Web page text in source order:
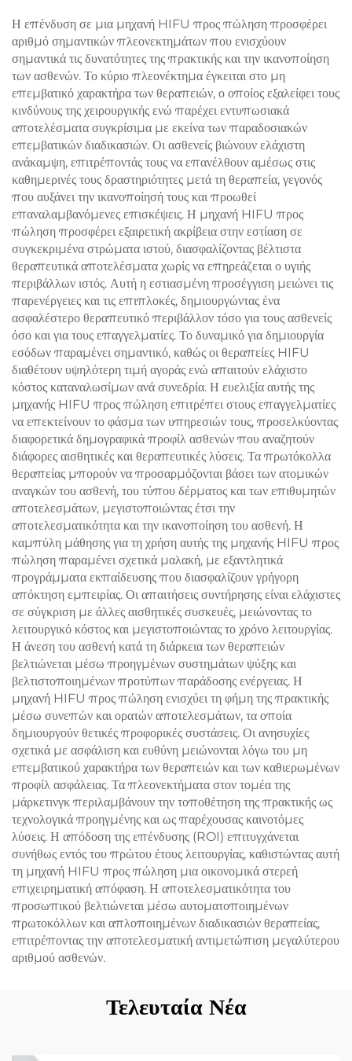
προστασία του επιδερμίδα
και συνεχή, μη επαφόμενη
χρήση σε κλινικές
Η επένδυση σε μια μηχανή HIFU προς πώληση προσφέρει
αριθμό σημαντικών πλεονεκτημάτων που ενισχύουν
σημαντικά τις δυνατότητες της πρακτικής και την ικανοποίηση
των ασθενών. Το κύριο πλεονέκτημα έγκειται στο μη
επεμβατικό χαρακτήρα των θεραπειών, ο οποίος εξαλείφει τους
κινδύνους της χειρουργικής ενώ παρέχει εντυπωσιακά
αποτελέσματα συγκρίσιμα με εκείνα των παραδοσιακών
επεμβατικών διαδικασιών. Οι ασθενείς βιώνουν ελάχιστη
ανάκαμψη, επιτρέποντάς τους να επανέλθουν αμέσως στις
καθημερινές τους δραστηριότητες μετά τη θεραπεία, γεγονός
που αυξάνει την ικανοποίησή τους και προωθεί
επαναλαμβανόμενες επισκέψεις. Η μηχανή HIFU προς
πώληση προσφέρει εξαιρετική ακρίβεια στην εστίαση σε
συγκεκριμένα στρώματα ιστού, διασφαλίζοντας βέλτιστα
θεραπευτικά αποτελέσματα χωρίς να επηρεάζεται ο υγιής
περιβάλλων ιστός. Αυτή η εστιασμένη προσέγγιση μειώνει τις
παρενέργειες και τις επιπλοκές, δημιουργώντας ένα
ασφαλέστερο θεραπευτικό περιβάλλον τόσο για τους ασθενείς
όσο και για τους επαγγελματίες. Το δυναμικό για δημιουργία
εσόδων παραμένει σημαντικό, καθώς οι θεραπείες HIFU
διαθέτουν υψηλότερη τιμή αγοράς ενώ απαιτούν ελάχιστο
κόστος καταναλωσίμων ανά συνεδρία. Η ευελιξία αυτής της
μηχανής HIFU προς πώληση επιτρέπει στους επαγγελματίες
να επεκτείνουν το φάσμα των υπηρεσιών τους, προσελκύοντας
διαφορετικά δημογραφικά προφίλ ασθενών που αναζητούν
διάφορες αισθητικές και θεραπευτικές λύσεις. Τα πρωτόκολλα
θεραπείας μπορούν να προσαρμόζονται βάσει των ατομικών
αναγκών του ασθενή, του τύπου δέρματος και των επιθυμητών
αποτελεσμάτων, μεγιστοποιώντας έτσι την
αποτελεσματικότητα και την ικανοποίηση του ασθενή. Η
καμπύλη μάθησης για τη χρήση αυτής της μηχανής HIFU προς
πώληση παραμένει σχετικά μαλακή, με εξαντλητικά
προγράμματα εκπαίδευσης που διασφαλίζουν γρήγορη
απόκτηση εμπειρίας. Οι απαιτήσεις συντήρησης είναι ελάχιστες
σε σύγκριση με άλλες αισθητικές συσκευές, μειώνοντας το
λειτουργικό κόστος και μεγιστοποιώντας το χρόνο λειτουργίας.
Η άνεση του ασθενή κατά τη διάρκεια των θεραπειών
βελτιώνεται μέσω προηγμένων συστημάτων ψύξης και
βελτιστοποιημένων προτύπων παράδοσης ενέργειας. Η
μηχανή HIFU προς πώληση ενισχύει τη φήμη της πρακτικής
μέσω συνεπών και ορατών αποτελεσμάτων, τα οποία
δημιουργούν θετικές προφορικές συστάσεις. Οι ανησυχίες
σχετικά με ασφάλιση και ευθύνη μειώνονται λόγω του μη
επεμβατικού χαρακτήρα των θεραπειών και των καθιερωμένων
προφίλ ασφάλειας. Τα πλεονεκτήματα στον τομέα της
μάρκετινγκ περιλαμβάνουν την τοποθέτηση της πρακτικής ως
τεχνολογικά προηγμένης και ως παρέχουσας καινοτόμες
λύσεις. Η απόδοση της επένδυσης (ROI) επιτυγχάνεται
συνήθως εντός του πρώτου έτους λειτουργίας, καθιστώντας αυτή
τη μηχανή HIFU προς πώληση μια οικονομικά στερεή
επιχειρηματική απόφαση. Η αποτελεσματικότητα του
προσωπικού βελτιώνεται μέσω αυτοματοποιημένων
πρωτοκόλλων και απλοποιημένων διαδικασιών θεραπείας,
επιτρέποντας την αποτελεσματική αντιμετώπιση μεγαλύτερου
αριθμού ασθενών.
Τελευταία Νέα